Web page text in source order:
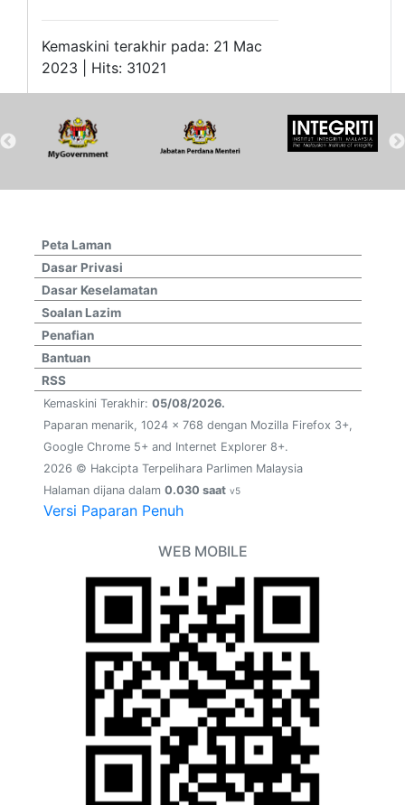
Kemaskini terakhir pada: 21 Mac
2023 | Hits: 31021
Peta Laman
Dasar Privasi
Dasar Keselamatan
Soalan Lazim
Penafian
Bantuan
RSS
Kemaskini Terakhir: 05/08/2026.
Paparan menarik, 1024 x 768 dengan Mozilla Firefox 3+,
Google Chrome 5+ and Internet Explorer 8+.
2026 © Hakcipta Terpelihara Parlimen Malaysia
Halaman dijana dalam 0.030 saat v5
Versi Paparan Penuh
WEB MOBILE